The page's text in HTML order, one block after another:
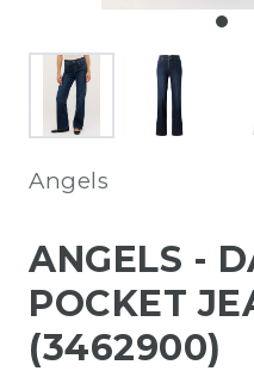
Angels
ANGELS -
POCKET
(3462900)